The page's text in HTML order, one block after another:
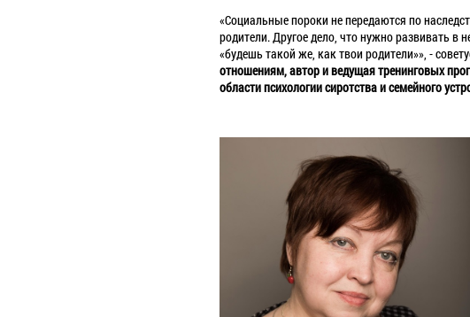
«Социальные пороки не передаются по
родители. Другое дело, что нужно развивать
«будешь такой же, как твои родители»», -
отношениям, автор и ведущая тренинговых
области психологии сиротства и семейного